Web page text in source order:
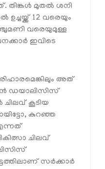
തിങ്കള്‍ മുതല്‍ ശനി
12 വരെയും
വരെയുമുള്ള
ഇവിടെ
അത്
ഡയാലിസിസ്
ചിലവ് കൂടിയ
കുറഞ്ഞ
ചിലവ്
സര്‍ക്കാര്‍